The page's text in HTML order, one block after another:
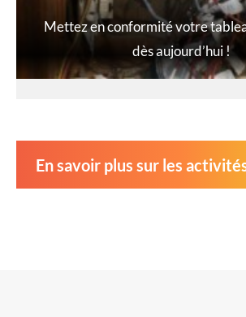
Mettez en conformité votre
dès aujourd’hui !
En savoir plus sur les